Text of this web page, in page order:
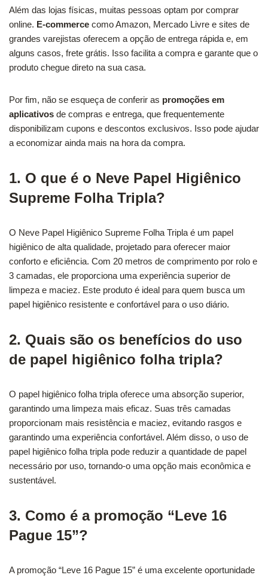
Além das lojas físicas, muitas pessoas optam por comprar
online. E-commerce como Amazon, Mercado Livre e sites de
grandes varejistas oferecem a opção de entrega rápida e, em
alguns casos, frete grátis. Isso facilita a compra e garante que o
produto chegue direto na sua casa.
Por fim, não se esqueça de conferir as promoções em
aplicativos de compras e entrega, que frequentemente
disponibilizam cupons e descontos exclusivos. Isso pode ajudar
a economizar ainda mais na hora da compra.
1. O que é o Neve Papel Higiênico
Supreme Folha Tripla?
O Neve Papel Higiênico Supreme Folha Tripla é um papel
higiênico de alta qualidade, projetado para oferecer maior
conforto e eficiência. Com 20 metros de comprimento por rolo e
3 camadas, ele proporciona uma experiência superior de
limpeza e maciez. Este produto é ideal para quem busca um
papel higiênico resistente e confortável para o uso diário.
2. Quais são os benefícios do uso
de papel higiênico folha tripla?
O papel higiênico folha tripla oferece uma absorção superior,
garantindo uma limpeza mais eficaz. Suas três camadas
proporcionam mais resistência e maciez, evitando rasgos e
garantindo uma experiência confortável. Além disso, o uso de
papel higiênico folha tripla pode reduzir a quantidade de papel
necessário por uso, tornando-o uma opção mais econômica e
sustentável.
3. Como é a promoção “Leve 16
Pague 15”?
A promoção “Leve 16 Pague 15” é uma excelente oportunidade